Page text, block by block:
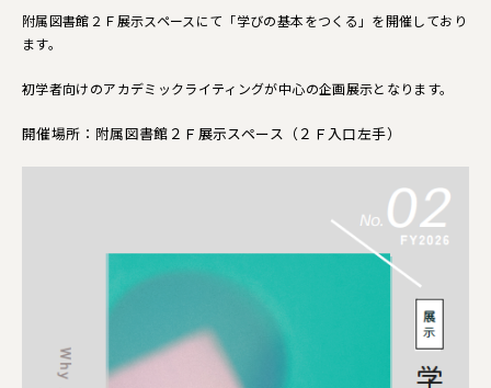
附属図書館２Ｆ展示スペースにて「学びの基本をつくる 」を開催しており
ます。
初学者向けのアカデミックライティングが中心の企画展示となります。
開催場所：附属図書館２Ｆ展示スペース（２Ｆ入口左手）